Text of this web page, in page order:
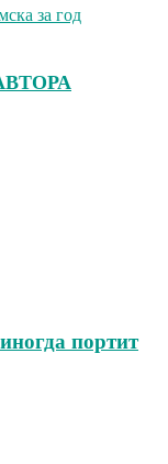
за год
портит